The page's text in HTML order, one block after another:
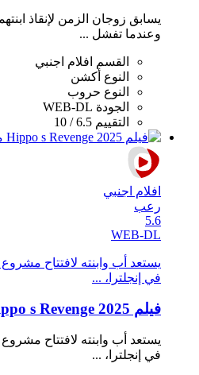
يسابق زوجان الزمن لإنقاذ
وعندما تفشل ...
القسم
افلام اجنبي
النوع أكشن
النوع حروب
الجودة WEB-DL
التقييم 6.5 / 10
افلام اجنبي
رعب
5.6
WEB-DL
يستعد أب وابنته لافتتاح
في إنجلترا، ...
فيلم Hippo s Revenge 2025 مترجم HD
يستعد أب وابنته لافتتاح
في إنجلترا، ...